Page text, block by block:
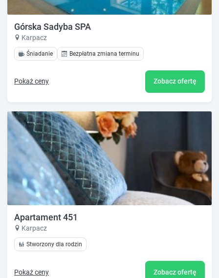
Górska Sadyba SPA
Karpacz
Śniadanie Bezpłatna zmiana terminu
Pokaż ceny Zobacz ofertę
Apartament 451
Karpacz
Stworzony dla rodzin
Pokaż ceny Zobacz ofertę